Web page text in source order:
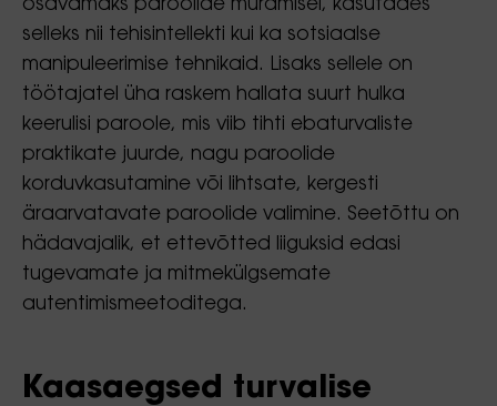
osavamaks paroolide murdmisel, kasutades
selleks nii tehisintellekti kui ka sotsiaalse
manipuleerimise tehnikaid. Lisaks sellele on
töötajatel üha raskem hallata suurt hulka
keerulisi paroole, mis viib tihti ebaturvaliste
praktikate juurde, nagu paroolide
korduvkasutamine või lihtsate, kergesti
äraarvatavate paroolide valimine. Seetõttu on
hädavajalik, et ettevõtted liiguksid edasi
tugevamate ja mitmekülgsemate
autentimismeetoditega.
Kaasaegsed turvalise